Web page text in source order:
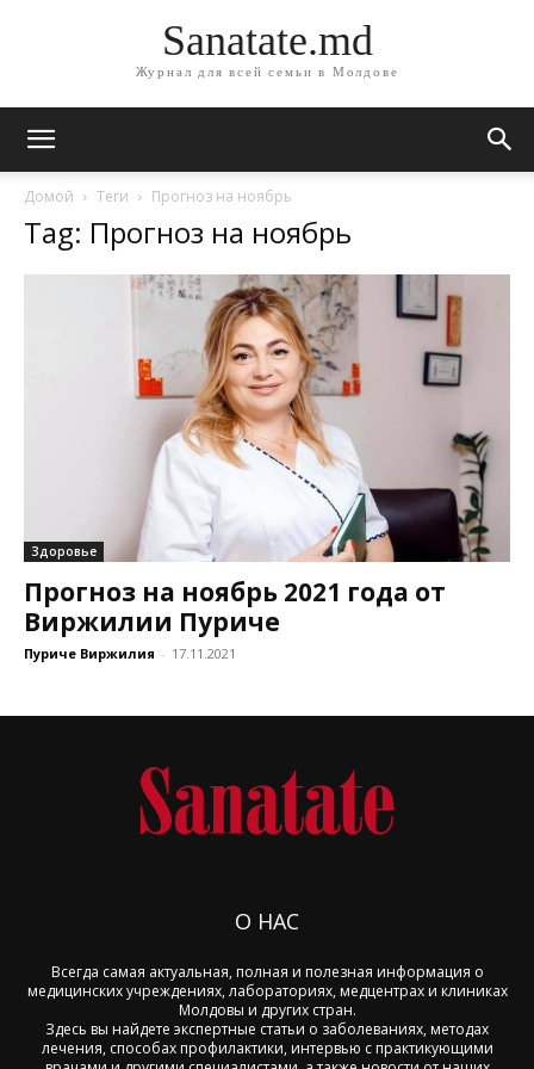
Sanatate.md
Журнал для всей семьи в Молдове
Домой Теги Прогноз на ноябрь
Tag: Прогноз на ноябрь
Здоровье
Прогноз на ноябрь 2021 года от
Виржилии Пуриче
Пуриче Виржилия - 17.11.2021
О НАС
Всегда самая актуальная, полная и полезная информация о
медицинских учреждениях, лабораториях, медцентрах и клиниках
Молдовы и других стран.
Здесь вы найдете экспертные статьи о заболеваниях, методах
лечения, способах профилактики, интервью с практикующими